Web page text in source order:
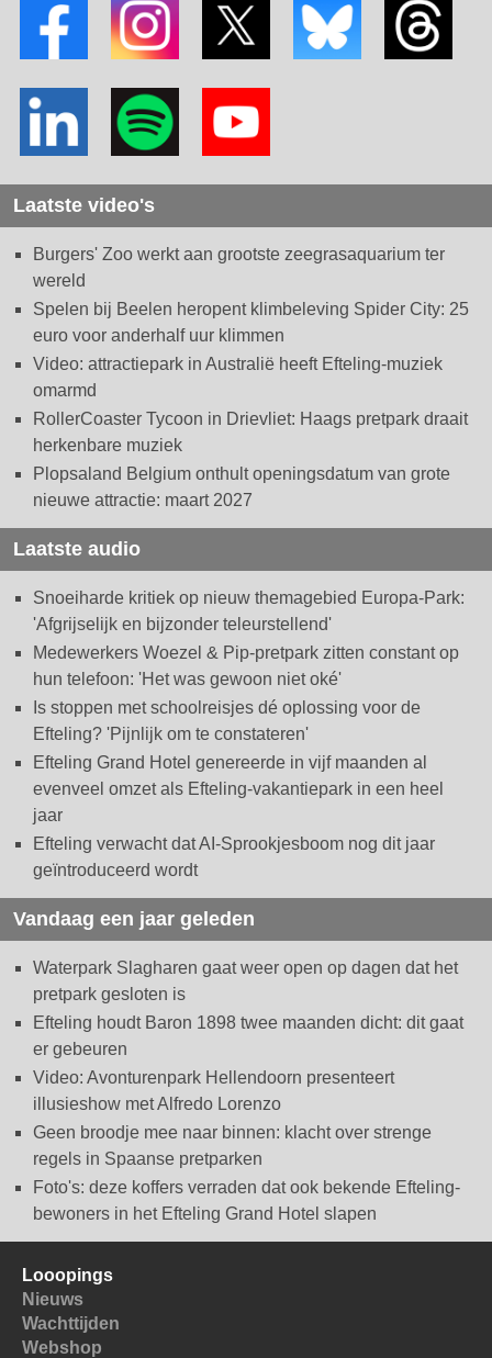
Laatste video's
Burgers' Zoo werkt aan grootste zeegrasaquarium ter
wereld
Spelen bij Beelen heropent klimbeleving Spider City: 25
euro voor anderhalf uur klimmen
Video: attractiepark in Australië heeft Efteling-muziek
omarmd
RollerCoaster Tycoon in Drievliet: Haags pretpark draait
herkenbare muziek
Plopsaland Belgium onthult openingsdatum van grote
nieuwe attractie: maart 2027
Laatste audio
Snoeiharde kritiek op nieuw themagebied Europa-Park:
'Afgrijselijk en bijzonder teleurstellend'
Medewerkers Woezel & Pip-pretpark zitten constant op
hun telefoon: 'Het was gewoon niet oké'
Is stoppen met schoolreisjes dé oplossing voor de
Efteling? 'Pijnlijk om te constateren'
Efteling Grand Hotel genereerde in vijf maanden al
evenveel omzet als Efteling-vakantiepark in een heel
jaar
Efteling verwacht dat AI-Sprookjesboom nog dit jaar
geïntroduceerd wordt
Vandaag een jaar geleden
Waterpark Slagharen gaat weer open op dagen dat het
pretpark gesloten is
Efteling houdt Baron 1898 twee maanden dicht: dit gaat
er gebeuren
Video: Avonturenpark Hellendoorn presenteert
illusieshow met Alfredo Lorenzo
Geen broodje mee naar binnen: klacht over strenge
regels in Spaanse pretparken
Foto's: deze koffers verraden dat ook bekende Efteling-
bewoners in het Efteling Grand Hotel slapen
Looopings
Nieuws
Wachttijden
Webshop